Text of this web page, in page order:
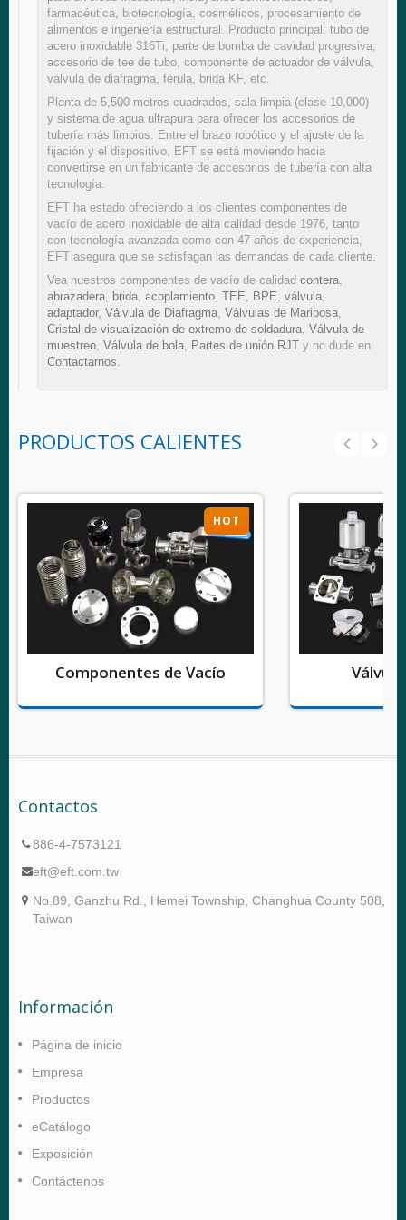
farmacéutica, biotecnología, cosméticos, procesamiento de
alimentos e ingeniería estructural. Producto principal: tubo de
acero inoxidable 316Ti, parte de bomba de cavidad progresiva,
accesorio de tee de tubo, componente de actuador de válvula,
válvula de diafragma, férula, brida KF, etc.
Planta de 5,500 metros cuadrados, sala limpia (clase 10,000)
y sistema de agua ultrapura para ofrecer los accesorios de
tubería más limpios. Entre el brazo robótico y el ajuste de la
fijación y el dispositivo, EFT se está moviendo hacia
convertirse en un fabricante de accesorios de tubería con alta
tecnología.
EFT ha estado ofreciendo a los clientes componentes de
vacío de acero inoxidable de alta calidad desde 1976, tanto
con tecnología avanzada como con 47 años de experiencia,
EFT asegura que se satisfagan las demandas de cada cliente.
Vea nuestros componentes de vacío de calidad contera
abrazadera brida acoplamiento TEE BPE válvula
adaptador, Válvula de Diafragma Válvulas de Mariposa
Cristal de visualización de extremo de soldadura Válvula de
muestreo Válvula de bola Partes de unión RJT y no dude en
Contactarnos
PRODUCTOS CALIENTES
HOT
Componentes de Vacío
Contactos
886-4-7573121
eft@eft.com.tw
No.89, Ganzhu Rd., Hemei Township, Changhua County 508,
Taiwan
Información
Página de inicio
Empresa
Productos
eCatálogo
Exposición
Contáctenos